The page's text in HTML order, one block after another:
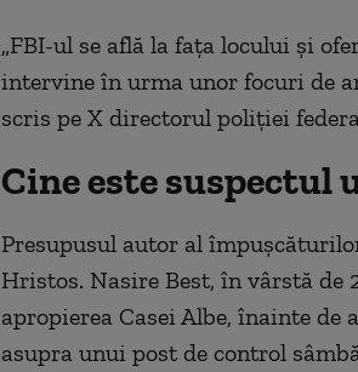
„FBI-ul se află la faţa locului şi
intervine în urma unor focuri de
scris pe X directorul poliţiei
Cine este suspectul
Presupusul autor al
Hristos. Nasire Best, în vârstă de
apropierea Casei Albe, înainte de
asupra unui post de control